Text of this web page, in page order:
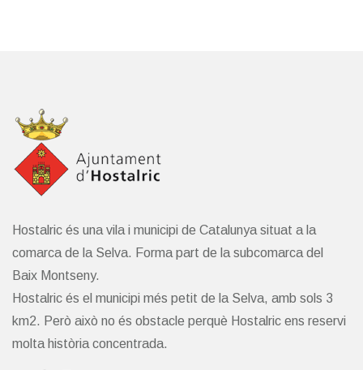
Hostalric és una vila i municipi de Catalunya situat a la
comarca de la Selva. Forma part de la subcomarca del
Baix Montseny.
Hostalric és el municipi més petit de la Selva, amb sols 3
km2. Però això no és obstacle perquè Hostalric ens reservi
molta història concentrada.